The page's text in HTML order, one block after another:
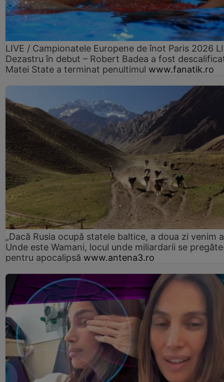
LIVE / Campionatele Europene de înot Paris 2026
Dezastru în debut – Robert Badea a fost
Matei State a terminat penultimul www.fanatik.ro
„Dacă Rusia ocupă statele baltice, a doua zi venim
Unde este Wamani, locul unde miliardarii se
pentru apocalipsă www.antena3.ro